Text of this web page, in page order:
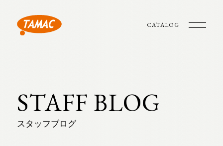
CATALOG
STAFF BLOG
スタッフブログ